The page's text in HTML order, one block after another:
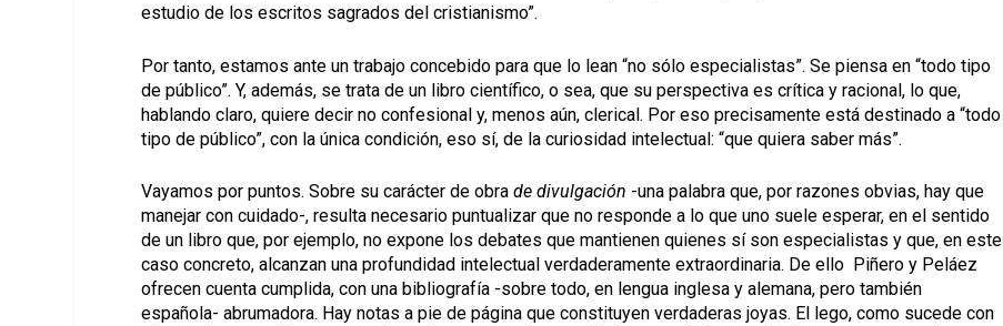
estudio de los escritos sagrados del cristianismo”.
Por tanto, estamos ante un trabajo concebido para que lo lean “no sólo especialistas”. Se piensa en “todo tipo
de público”. Y, además, se trata de un libro científico, o sea, que su perspectiva es crítica y racional, lo que,
hablando claro, quiere decir no confesional y, menos aún, clerical. Por eso precisamente está destinado a “todo
tipo de público”, con la única condición, eso sí, de la curiosidad intelectual: “que quiera saber más”.
Vayamos por puntos. Sobre su carácter de obrade divulgación -una palabra que, por razones obvias, hay que
manejar con cuidado-, resulta necesario puntualizar que no responde a lo que uno suele esperar, en el sentido
de un libro que, por ejemplo, no expone los debates que mantienen quienes sí son especialistas y que, en este
caso concreto, alcanzan una profundidad intelectual verdaderamente extraordinaria. De ello Piñero y Peláez
ofrecen cuenta cumplida, con una bibliografía -sobre todo, en lengua inglesa y alemana, pero también
española- abrumadora. Hay notas a pie de página que constituyen verdaderas joyas. El lego, como sucede con